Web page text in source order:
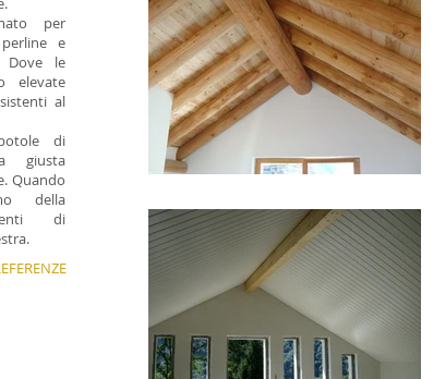
per
e
Dove le
elevate
al
di
giusta
Quando
della
di